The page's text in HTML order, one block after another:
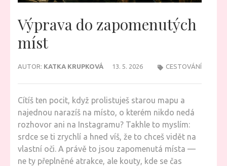
Výprava do zapomenutých
míst
AUTOR: KATKA KRUPKOVÁ 13. 5. 2026 CESTOVÁNÍ
Cítíš ten pocit, když prolistuješ starou mapu a
najednou narazíš na místo, o kterém nikdo nedá
rozhovor ani na Instagramu? Takhle to myslím:
srdce se ti zrychlí a hned víš, že to chceš vidět na
vlastní oči. A právě to jsou zapomenutá místa —
ne ty přeplněné atrakce, ale kouty, kde se čas